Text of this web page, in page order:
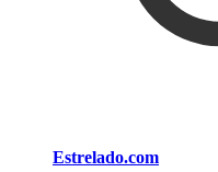
Estrelado.com